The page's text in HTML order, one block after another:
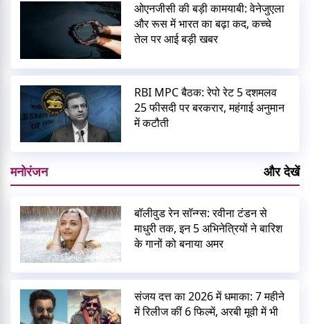
ओएनजीसी की बड़ी कामयाबी: वेनेजुएला
और रूस में भारत का बढ़ा कद, कच्चे
तेल पर आई बड़ी खबर
RBI MPC बैठक: रेपो रेट 5 दशमलव
25 फीसदी पर बरकरार, महंगाई अनुमान
में कटौती
मनोरंजन और देखें
बॉलीवुड रेन सॉन्ग्स: रवीना टंडन से
माधुरी तक, इन 5 अभिनेत्रियों ने बारिश
के गानों को बनाया अमर
संजय दत्त का 2026 में धमाका: 7 महीने
में रिलीज कीं 6 फिल्में, अरबी मूवी में भी